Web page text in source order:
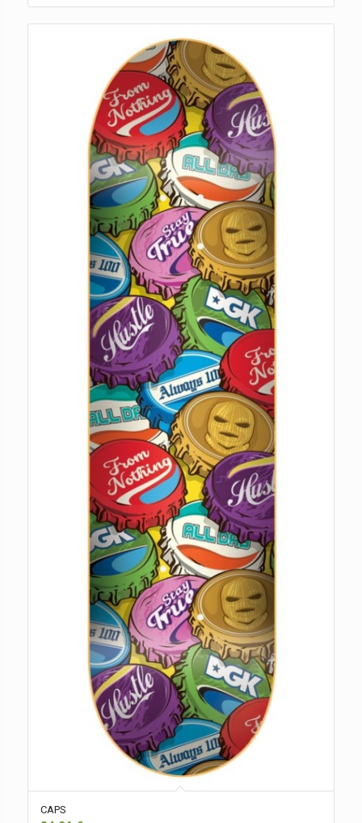
CAPS